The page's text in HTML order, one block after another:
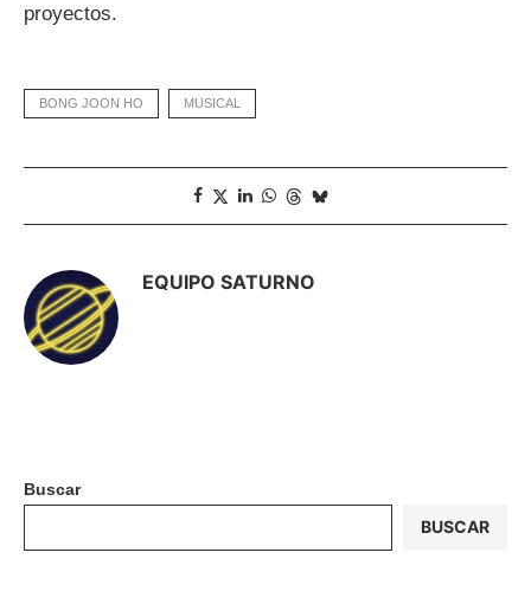
proyectos.
BONG JOON HO MUSICAL
EQUIPO SATURNO
Buscar
BUSCAR